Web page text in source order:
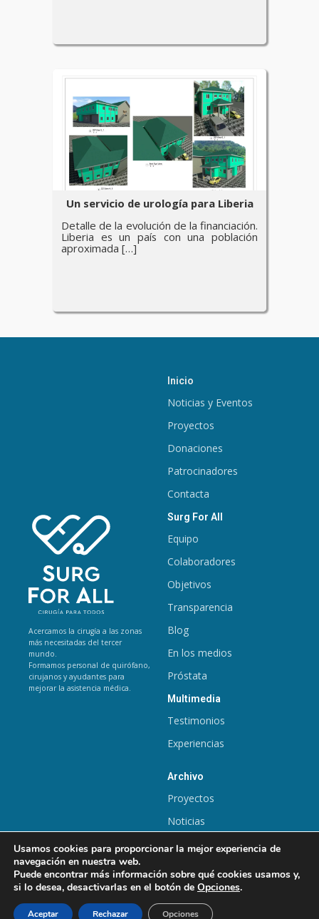
Un servicio de urología para Liberia
Detalle de la evolución de la financiación.
Liberia es un país con una población
aproximada […]
Acercamos la cirugía a las zonas
más necesitadas del tercer
mundo.
Formamos personal de quirófano,
cirujanos y ayudantes para
mejorar la asistencia médica.
Inicio
Noticias y Eventos
Proyectos
Donaciones
Patrocinadores
Contacta
Surg For All
Equipo
Colaboradores
Objetivos
Transparencia
Blog
En los medios
Próstata
Multimedia
Testimonios
Experiencias
Archivo
Proyectos
Noticias
Política de Privacidad
Copyright © 2024 surgforall.org
Usamos cookies para proporcionar la mejor experiencia de
navegación en nuestra web.
Puede encontrar más información sobre qué cookies usamos y,
si lo desea, desactivarlas en el botón de Opciones.
Aceptar Rechazar Opciones